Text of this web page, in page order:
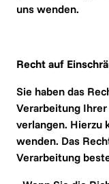
uns wenden.
Recht auf
Sie haben das
Verarbeitung
verlangen. Hierzu
wenden. Das
Verarbeitung